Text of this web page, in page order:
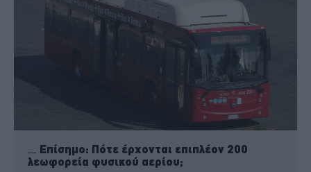
Επίσημο: Πότε έρχονται επιπλέον 200
λεωφορεία φυσικού αερίου;